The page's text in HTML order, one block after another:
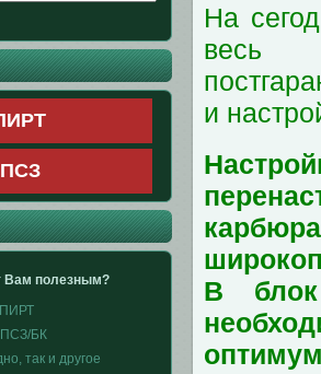
Вам полезным?
БК
так и другое
На
весь
и
В